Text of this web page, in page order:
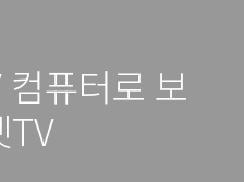
퓨터로 보
TV